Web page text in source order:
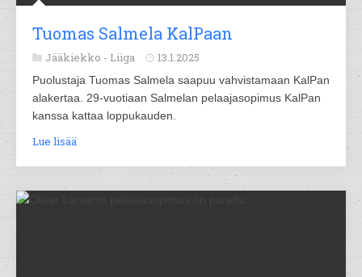
Tuomas Salmela KalPaan
Jääkiekko - Liiga 13.1.2025
Puolustaja Tuomas Salmela saapuu vahvistamaan KalPan
alakertaa. 29-vuotiaan Salmelan pelaajasopimus KalPan
kanssa kattaa loppukauden.
Lue lisää